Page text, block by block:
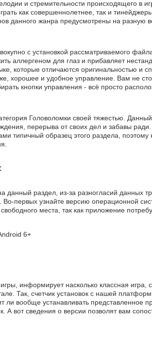
и стремительности происходящего в
как совершеннолетнее, так и
данного жанра предусмотрены на разную
с установкой рассматриваемого
аллергеном для глаз и прибавляет
которые отличаются оригинальностью и
хорошее и удобное управление. Вам не
кнопки управления - всё просто
Головоломки своей тяжестью.
перерыва от своих дел и забавы
типичный образец этого раздела, поэтому
данный раздел, из-за разногласий данных
Во-первых узнайте версию операционной
места, так как приложение
6+
информирует насколько классная игра,
Так, счетчик установок с нашей
ли вообще устанавливать представленное
А вот сведения о версии позволят вам